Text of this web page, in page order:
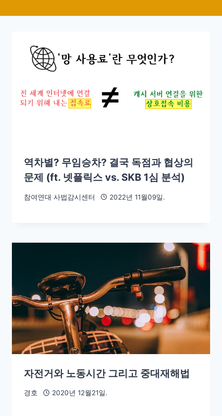
역차별? 무임승차? 결국 독점과 협상의
문제 (ft. 넷플릭스 vs. SKB 1심 분석)
참여연대 사법감시센터 2022년 11월09일.
자전거와 노동시간 그리고 중대재해법
경호 2020년 12월21일.